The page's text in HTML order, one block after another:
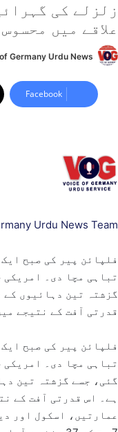
علاقے میں
Germany Urdu News
Facebook
Urdu News Team
فلپائن پیر کی صبح
گزشتہ تین دہائیوں
قدرتی آفت کے نتیجے میں کم از کم 32 افراد ہلاک جبکہ
فلپائن پیر کی صبح
گئی، جسے گزشتہ تین
عمارتیں، اسکول اور